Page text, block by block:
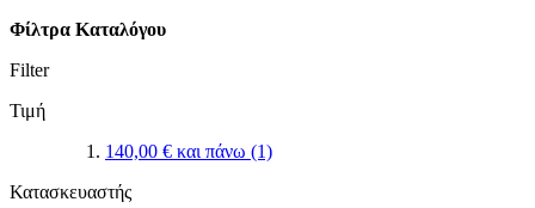
Φίλτρα Καταλόγου
Filter
Τιμή
140,00 € και πάνω (1)
Κατασκευαστής